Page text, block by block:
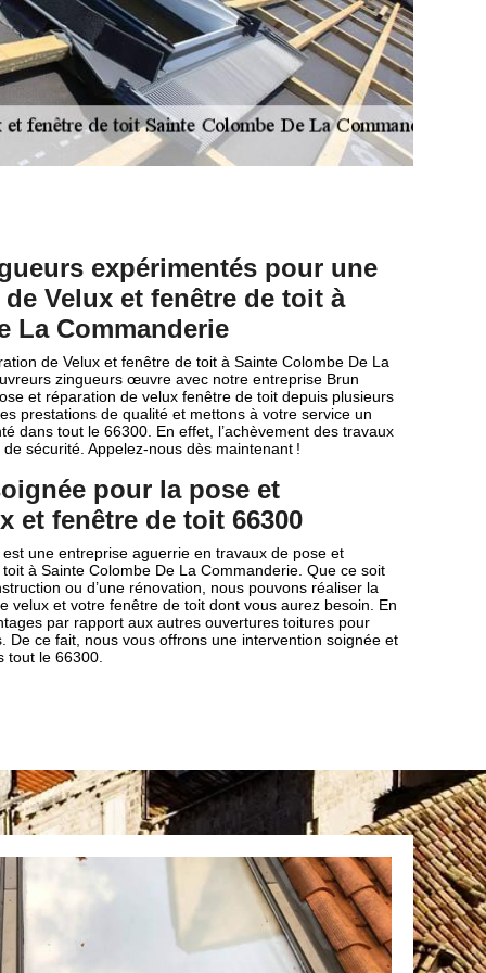
expérimentés pour une
Velux et fenêtre de toit à
La Commanderie
de Velux et fenêtre de toit à Sainte Colombe De La
zingueurs œuvre avec notre entreprise Brun
et réparation de velux fenêtre de toit depuis plusieurs
prestations de qualité et mettons à votre service un
dans tout le 66300. En effet, l’achèvement des travaux
sécurité. Appelez-nous dès maintenant !
pour la pose et
et fenêtre de toit 66300
une entreprise aguerrie en travaux de pose et
à Sainte Colombe De La Commanderie. Que ce soit
ou d’une rénovation, nous pouvons réaliser la
velux et votre fenêtre de toit dont vous aurez besoin. En
par rapport aux autres ouvertures toitures pour
De ce fait, nous vous offrons une intervention soignée et
tout le 66300.